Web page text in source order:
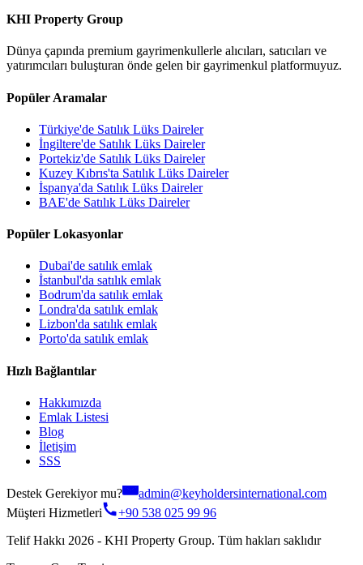
KHI Property Group
Dünya çapında premium gayrimenkullerle alıcıları, satıcıları ve
yatırımcıları buluşturan önde gelen bir gayrimenkul platformuyuz.
Popüler Aramalar
Türkiye'de Satılık Lüks Daireler
İngiltere'de Satılık Lüks Daireler
Portekiz'de Satılık Lüks Daireler
Kuzey Kıbrıs'ta Satılık Lüks Daireler
İspanya'da Satılık Lüks Daireler
BAE'de Satılık Lüks Daireler
Popüler Lokasyonlar
Dubai'de satılık emlak
İstanbul'da satılık emlak
Bodrum'da satılık emlak
Londra'da satılık emlak
Lizbon'da satılık emlak
Porto'da satılık emlak
Hızlı Bağlantılar
Hakkımızda
Emlak Listesi
Blog
İletişim
SSS
Destek Gerekiyor mu?
admin@keyholdersinternational.com
Müşteri Hizmetleri
+90 538 025 99 96
Telif Hakkı 2026 - KHI Property Group. Tüm hakları saklıdır